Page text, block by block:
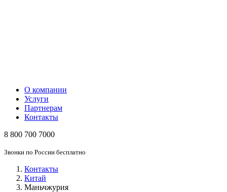
О компании
Услуги
Партнерам
Контакты
8 800 700 7000
Звонки по России бесплатно
Контакты
Китай
Маньчжурия